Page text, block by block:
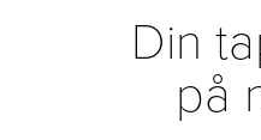
Din
på